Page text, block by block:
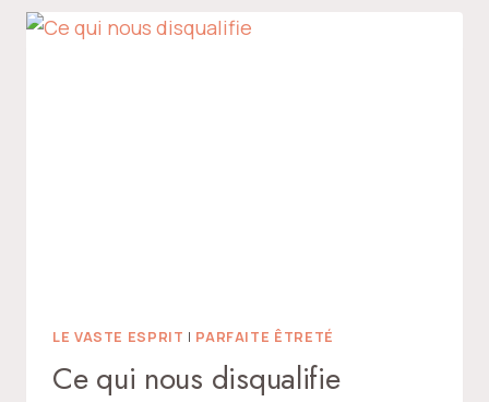
LE VASTE ESPRIT | PARFAITE ÊTRETÉ
Ce qui nous disqualifie